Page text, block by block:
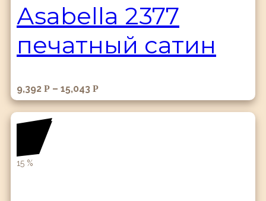
Аsabella 2377
печатный сатин
9,392 Р – 15,043 Р
15 %